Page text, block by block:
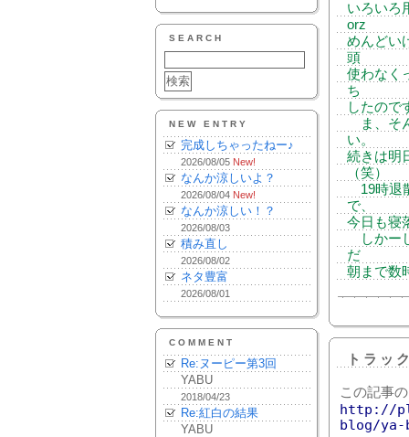
SEARCH
NEW ENTRY
完成しちゃったねー♪
2026/08/05 New!
なんか涼しいよ？
2026/08/04 New!
なんか涼しい！？
2026/08/03
積み直し
2026/08/02
ネタ豊富
2026/08/01
COMMENT
Re:ヌーピー第3回
YABU
2018/04/23
Re:紅白の結果
YABU
いろいろ
orz
めんどい
頭
使わなく
ち
したので
ま、そ
い。
続きは明
（笑）
19時退
で、
今日も寝
しかー
だ
朝まで数
トラッ
この記事
http://
blog/ya-